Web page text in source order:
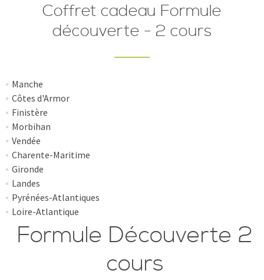
Coffret cadeau Formule
découverte - 2 cours
Manche
Côtes d'Armor
Finistère
Morbihan
Vendée
Charente-Maritime
Gironde
Landes
Pyrénées-Atlantiques
Loire-Atlantique
Formule Découverte 2
cours